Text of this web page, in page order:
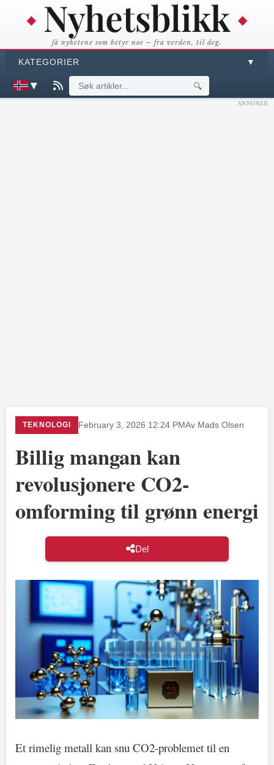
få nyhetene som betyr noe – fra verden, til deg.
KATEGORIER ▼
▼ 🔍
ANNONSE
TEKNOLOGI February 3, 2026 12:24 PMAv Mads Olsen
Billig mangan kan
revolusjonere CO2-
omforming til grønn energi
Del
Et rimelig metall kan snu CO2-problemet til en